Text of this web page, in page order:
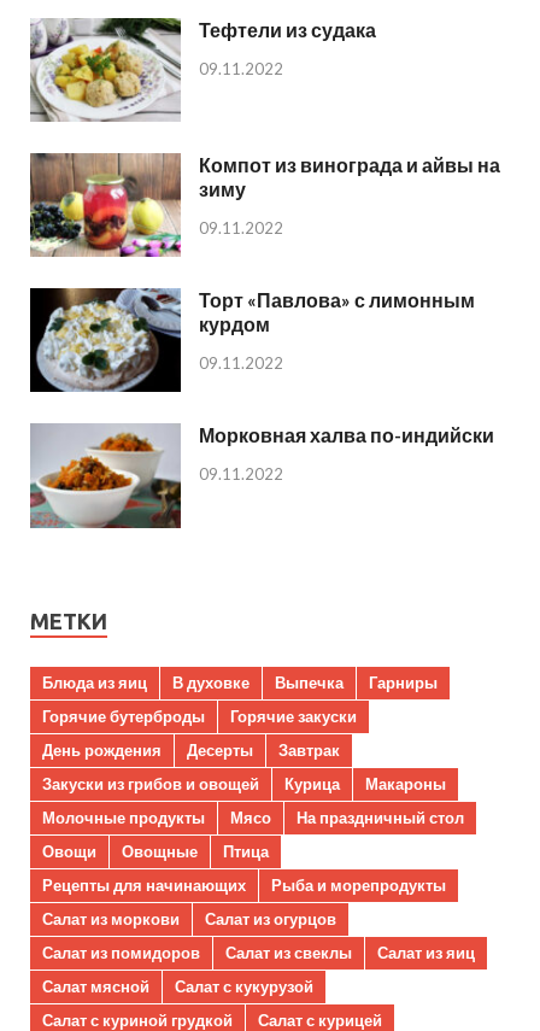
Тефтели из судака
09.11.2022
Компот из винограда и айвы на
зиму
09.11.2022
Торт «Павлова» с лимонным
курдом
09.11.2022
Морковная халва по-индийски
09.11.2022
МЕТКИ
Блюда из яиц В духовке Выпечка
Гарниры
Горячие бутерброды
Горячие закуски
День рождения
Десерты
Завтрак
Закуски из грибов и овощей
Курица
Макароны
Молочные продукты
Мясо
На праздничный стол
Овощи
Овощные
Птица
Рецепты для начинающих
Рыба и морепродукты
Салат из моркови
Салат из огурцов
Салат из помидоров
Салат из свеклы
Салат из яиц
Салат мясной
Салат с кукурузой
Салат с куриной грудкой
Салат с курицей